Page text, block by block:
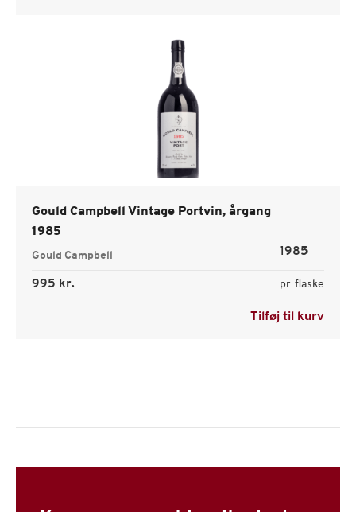
Gould Campbell Vintage Portvin, årgang
1985
Gould Campbell 1985
995 kr. pr. flaske
Tilføj til kurv